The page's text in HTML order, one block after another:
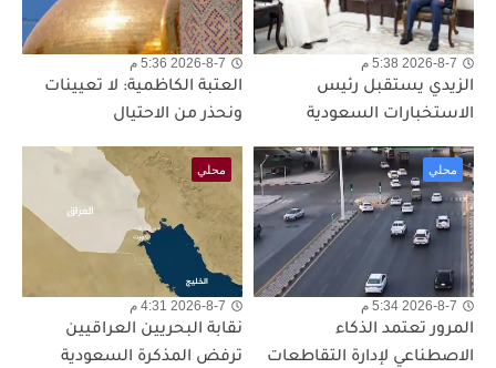
2026-8-7 5:38 م
الزيدي يستقبل رئيس
الاستخبارات السعودية
2026-8-7 5:36 م
العتبة الكاظمية: لا تعيينات
ونحذر من الاحتيال
محلي
2026-8-7 5:34 م
المرور تعتمد الذكاء
الاصطناعي لإدارة التقاطعات
محلي
2026-8-7 4:31 م
نقابة البحريين العراقيين
ترفض المذكرة السعودية